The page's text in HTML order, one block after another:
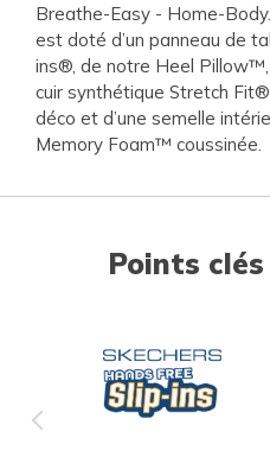
Breathe-Easy - Home-
est doté d’un panneau de
ins®, de notre Heel Pillow™,
cuir synthétique Stretch
déco et d’une semelle
Memory Foam™ coussinée.
Points